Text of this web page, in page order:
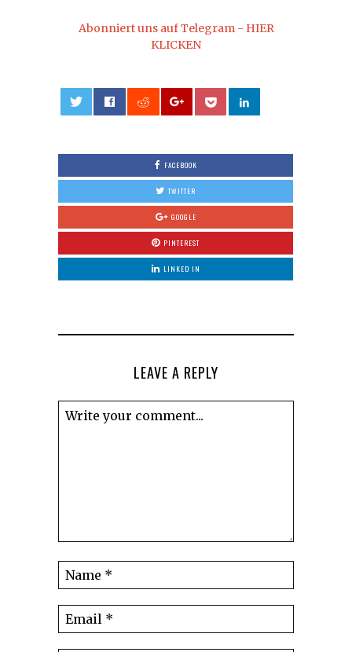
Abonniert uns auf Telegram - HIER
KLICKEN
FACEBOOK
TWITTER
GOOGLE
PINTEREST
LINKED IN
LEAVE A REPLY